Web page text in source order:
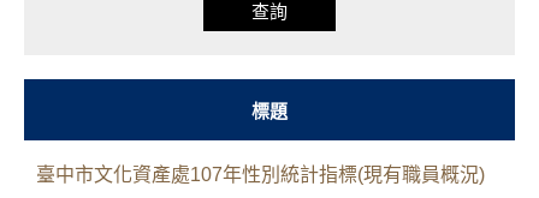
查詢
標題
臺中市文化資產處107年性別統計指標(現有職員概況)